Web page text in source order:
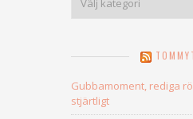
Gubbamoment, rediga
stjärtligt